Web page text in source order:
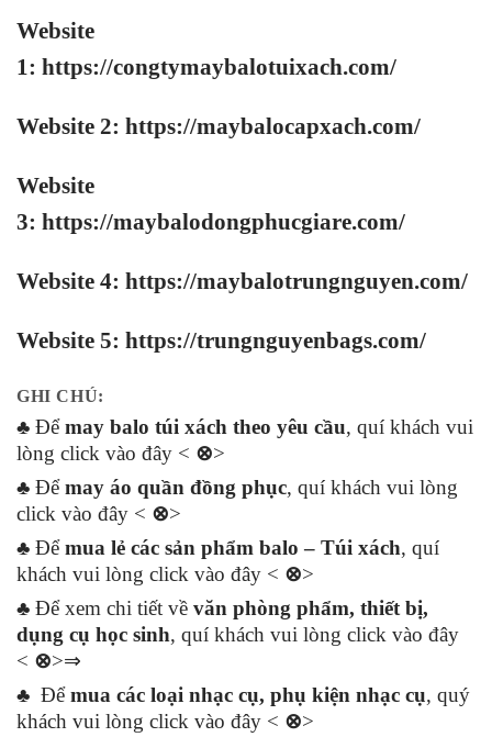
Website
1: https://congtymaybalotuixach.com/
Website 2: https://maybalocapxach.com/
Website
3: https://maybalodongphucgiare.com/
Website 4: https://maybalotrungnguyen.com/
Website 5: https://trungnguyenbags.com/
GHI CHÚ:
♣ Đểmay balo túi xách theo yêu cầu, quí khách vui
lòng click vào đây < ⊗>
♣ Đểmay áo quần đồng phục, quí khách vui lòng
click vào đây < ⊗>
♣ Đểmua lẻ các sản phẩm balo – Túi xách, quí
khách vui lòng click vào đây < ⊗>
♣ Để xem chi tiết về văn phòng phẩm, thiết bị,
dụng cụ học sinh, quí khách vui lòng click vào đây
< ⊗>⇒
♣ Đểmua các loại nhạc cụ, phụ kiện nhạc cụ, quý
khách vui lòng click vào đây < ⊗>